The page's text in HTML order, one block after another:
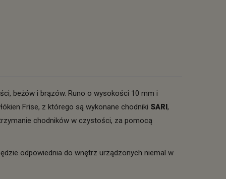
beżów i brązów. Runo o wysokości 10 mm i
Frise, z którego są wykonane chodniki SARI,
chodników w czystości, za pomocą
odpowiednia do wnętrz urządzonych niemal w